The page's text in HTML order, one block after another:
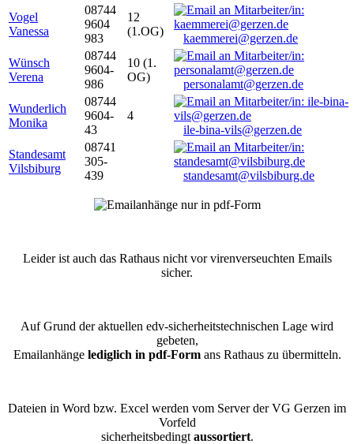
Vogel
Vanessa
08744
9604
983
12
(1.OG)
kaemmerei@gerzen.de
Wünsch
Verena
08744
9604-
986
10 (1.
OG)
personalamt@gerzen.de
Wunderlich
Monika
08744
9604-
43
4
ile-bina-vils@gerzen.de
Standesamt
Vilsbiburg
08741
305-
439
standesamt@vilsbiburg.de
Leider ist auch das Rathaus nicht vor virenverseuchten Emails
sicher.
Auf Grund der aktuellen edv-sicherheitstechnischen Lage wird
gebeten,
Emailanhänge lediglich in pdf-Formans Rathaus zu übermitteln.
Dateien in Word bzw. Excel werden vom Server der VG Gerzen im
Vorfeld
sicherheitsbedingt aussortiert.